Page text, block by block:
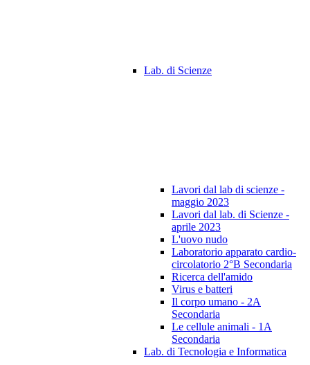
Lab. di Scienze
Lavori dal lab di scienze -
maggio 2023
Lavori dal lab. di Scienze -
aprile 2023
L'uovo nudo
Laboratorio apparato cardio-
circolatorio 2°B Secondaria
Ricerca dell'amido
Virus e batteri
Il corpo umano - 2A
Secondaria
Le cellule animali - 1A
Secondaria
Lab. di Tecnologia e Informatica